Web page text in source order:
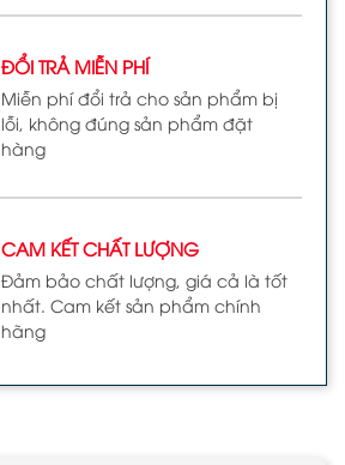
ĐỔI TRẢ MIỄN PHÍ
Miễn phí đổi trả cho sản phẩm bị
lỗi, không đúng sản phẩm đặt
hàng
CAM KẾT CHẤT LƯỢNG
Đảm bảo chất lượng, giá cả là tốt
nhất. Cam kết sản phẩm chính
hãng